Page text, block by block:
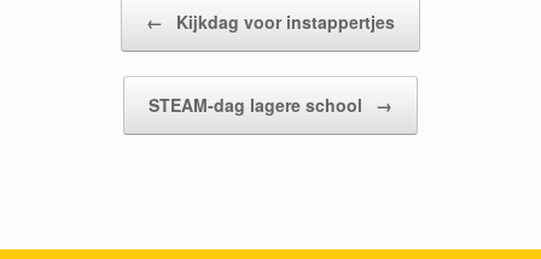
← Kijkdag voor instappertjes
STEAM-dag lagere school →